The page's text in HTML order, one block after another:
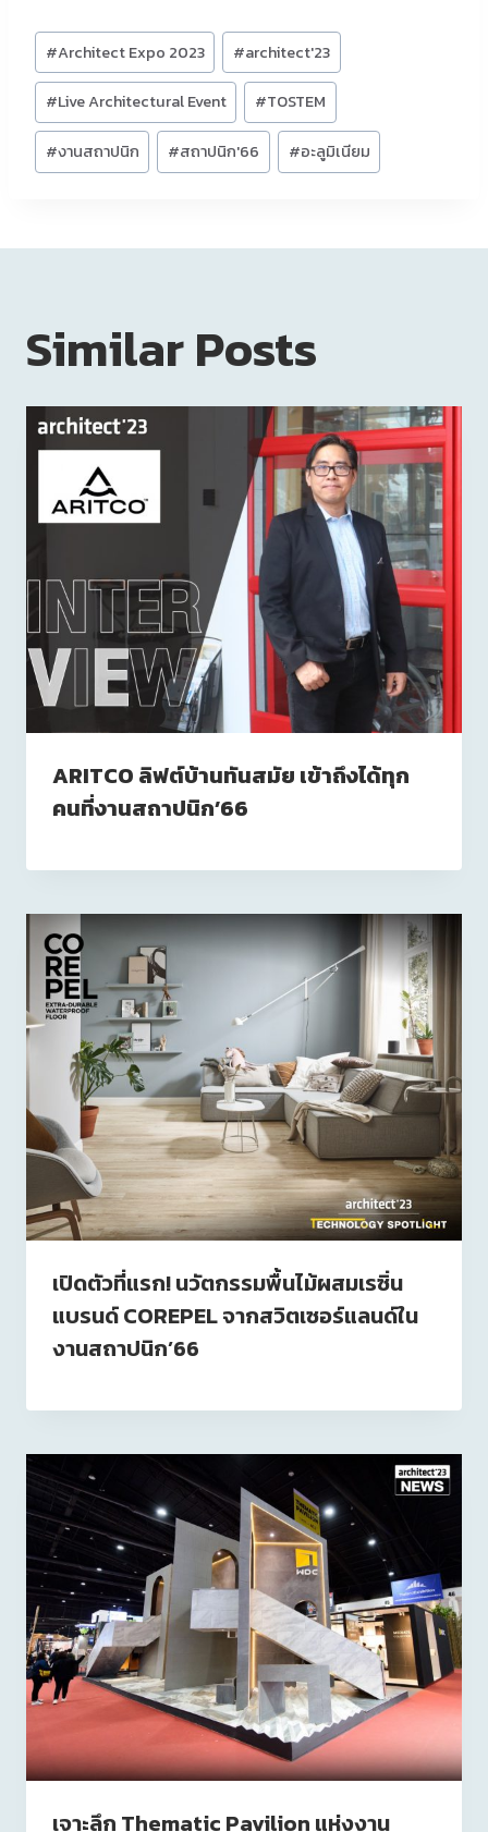
Post
Tags:
#Architect Expo 2023 #architect'23
#Live Architectural Event #TOSTEM
#งานสถาปนิก #สถาปนิก'66 #อะลูมิเนียม
Similar Posts
ARITCO ลิฟต์บ้านทันสมัย เข้าถึงได้ทุก
คนที่งานสถาปนิก’66
เปิดตัวที่แรก! นวัตกรรมพื้นไม้ผสมเรซิ่น
แบรนด์ COREPEL จากสวิตเซอร์แลนด์ใน
งานสถาปนิก’66
เจาะลึก Thematic Pavilion แห่งงาน